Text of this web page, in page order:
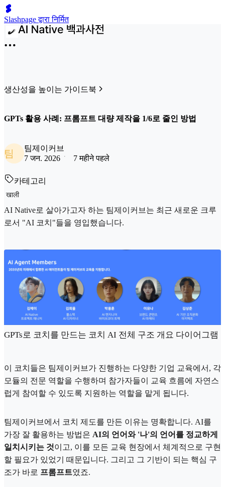
Slashpage द्वारा निर्मित
생산성을 높이는 가이드북
GPTs 활용 사례: 프롬프트 대량 제작을 1/6로 줄인 방법
팀
팀제이커브
7 जन. 2026
7 महीने पहले
카테고리
खाली
AI Native로 살아가고자 하는 팀제이커브는 최근 새로운 크루
로서 "AI 코치"들을 영입했습니다.
GPTs로 코치를 만드는 코치 AI 전체 구조 개요 다이어그램
이 코치들은 팀제이커브가 진행하는 다양한 기업 교육에서, 각
모듈의 전문 역할을 수행하며 참가자들이 교육 흐름에 자연스
럽게 참여할 수 있도록 지원하는 역할을 맡게 됩니다.
팀제이커브에서 코치 제도를 만든 이유는 명확합니다. AI를
가장 잘 활용하는 방법은 AI의 언어와 '나'의 언어를 정교하게
일치시키는 것이고, 이를 모든 교육 현장에서 체계적으로 구현
할 필요가 있었기 때문입니다. 그리고 그 기반이 되는 핵심 구
조가 바로 프롬프트였죠.